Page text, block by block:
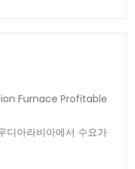
Furnace Profitable
디아라비아에서 수요가